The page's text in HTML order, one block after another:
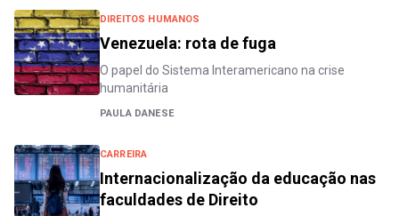
DIREITOS HUMANOS
Venezuela: rota de fuga
O papel do Sistema Interamericano na crise
humanitária
PAULA DANESE
CARREIRA
Internacionalização da educação nas
faculdades de Direito